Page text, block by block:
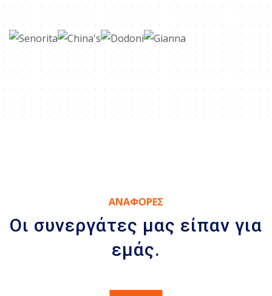
ΑΝΑΦΟΡΕΣ
Οι συνεργάτες μας είπαν για
εμάς.